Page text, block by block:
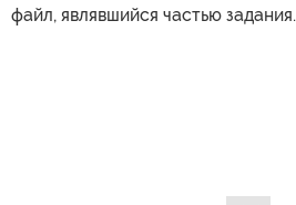
файл, являвшийся частью задания.